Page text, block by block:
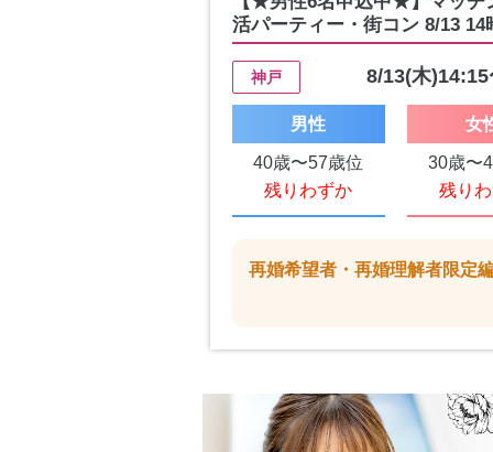
活パーティー・街コン 8/13 14
神戸 8/13(木
男性
40歳〜57歳位
残りわずか
女
30歳〜
残り
再婚希望者・再婚理解者限定